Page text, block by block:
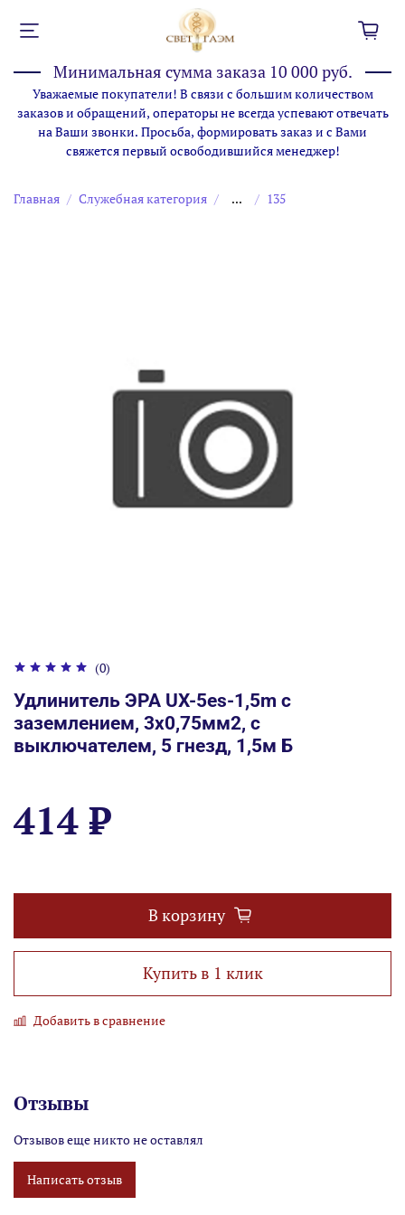
Минимальная сумма заказа 10 000 руб.
Уважаемые покупатели! В связи с большим количеством
заказов и обращений, операторы не всегда успевают отвечать
на Ваши звонки. Просьба, формировать заказ и с Вами
свяжется первый освободившийся менеджер!
Главная Служебная категория ... 135
(0)
Удлинитель ЭРА UX-5es-1,5m c
заземлением, 3x0,75мм2, c
выключателем, 5 гнезд, 1,5м Б
414 ₽
В корзину
Купить в 1 клик
Добавить в сравнение
Отзывы
Отзывов еще никто не оставлял
Написать отзыв